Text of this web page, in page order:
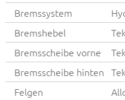
Bremssystem
Bremshebel
Bremsscheibe vorne
Bremsscheibe hinten
Felgen